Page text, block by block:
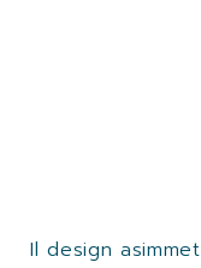
Il design